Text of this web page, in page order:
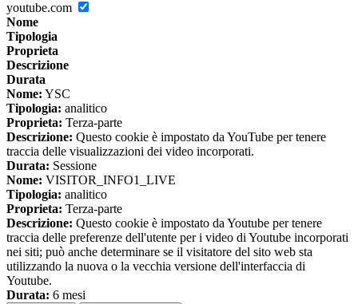
youtube.com
Nome
Tipologia
Proprieta
Descrizione
Durata
Nome: YSC
Tipologia: analitico
Proprieta: Terza-parte
Descrizione: Questo cookie è impostato da YouTube per tenere
traccia delle visualizzazioni dei video incorporati.
Durata: Sessione
Nome: VISITOR_INFO1_LIVE
Tipologia: analitico
Proprieta: Terza-parte
Descrizione: Questo cookie è impostato da Youtube per tenere
traccia delle preferenze dell'utente per i video di Youtube incorporati
nei siti; può anche determinare se il visitatore del sito web sta
utilizzando la nuova o la vecchia versione dell'interfaccia di
Youtube.
Durata: 6 mesi